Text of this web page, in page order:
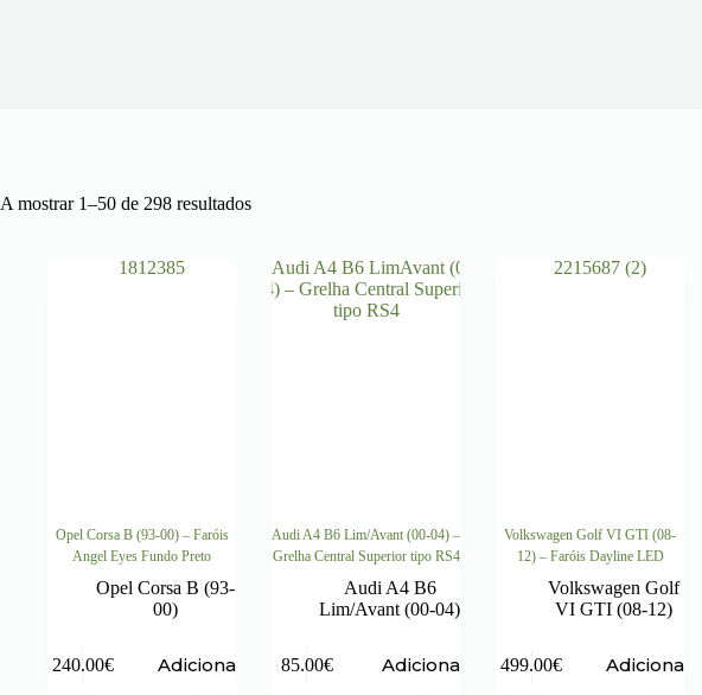
A mostrar 1–50 de 298 resultadosOrdenado
recentes
Opel Corsa B (93-00) – Faróis
Angel Eyes Fundo Preto
Opel Corsa B (93-
00)
240.00€ Adicionar
Audi A4 B6 Lim/Avant (00-04) –
Grelha Central Superior tipo RS4
Audi A4 B6
Lim/Avant (00-04)
85.00€ Adicionar
Volkswagen Golf VI GTI (08-
12) – Faróis Dayline LED
Volkswagen Golf
VI GTI (08-12)
499.00€ Adicionar